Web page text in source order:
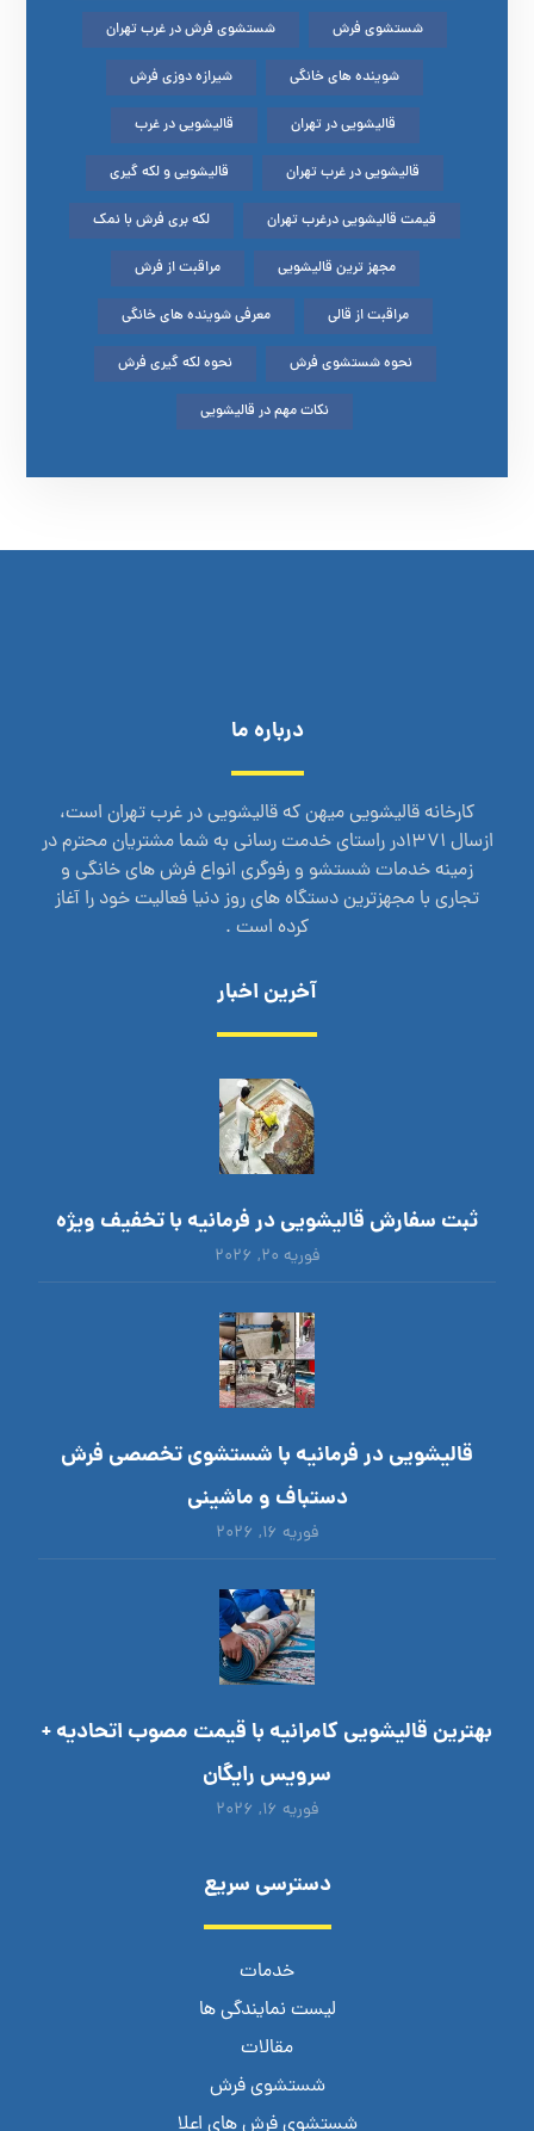
شستشوی فرش شستشوی فرش در غرب تهران
شوینده های خانگی شیرازه دوزی فرش
قالیشویی در تهران قالیشویی در غرب
قالیشویی در غرب تهران قالیشویی و لکه گیری
قیمت قالیشویی درغرب تهران لکه بری فرش با نمک
مجهز ترین قالیشویی مراقبت از فرش
مراقبت از قالی معرفی شوینده های خانگی
نحوه شستشوی فرش نحوه لکه گیری فرش
نکات مهم در قالیشویی
درباره ما
کارخانه قالیشویی میهن که قالیشویی در غرب تهران است،
ازسال 1371در راستای خدمت رسانی به شما مشتریان محترم در
زمینه خدمات شستشو و رفوگری انواع فرش های خانگی و
تجاری با مجهزترین دستگاه های روز دنیا فعالیت خود را آغاز
کرده است .
آخرین اخبار
ثبت سفارش قالیشویی در فرمانیه با تخفیف ویژه
فوریه ۲۰, ۲۰۲۶
قالیشویی در فرمانیه با شستشوی تخصصی فرش
دستباف و ماشینی
فوریه ۱۶, ۲۰۲۶
بهترین قالیشویی کامرانیه با قیمت مصوب اتحادیه +
سرویس رایگان
فوریه ۱۶, ۲۰۲۶
دسترسی سریع
خدمات
لیست نمایندگی ها
مقالات
شستشوی فرش
شستشوی فرش های اعلا